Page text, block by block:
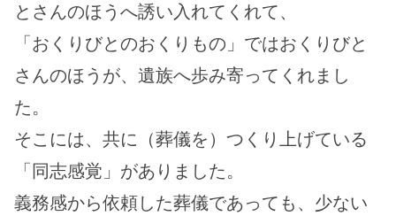
とさんのほうへ誘い入れてくれて、
「おくりびとのおくりもの」ではおくりびと
さんのほうが、遺族へ歩み寄ってくれまし
た。
そこには、共に（葬儀を）つくり上げている
「同志感覚」がありました。
義務感から依頼した葬儀であっても、少ない